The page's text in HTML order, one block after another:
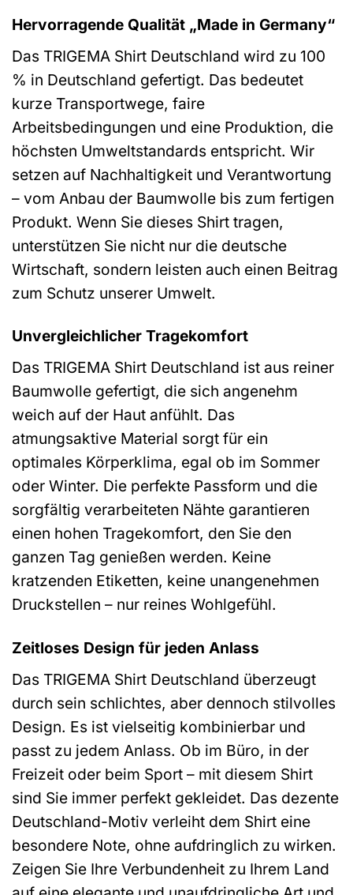
Hervorragende Qualität „Made in Germany“
Das TRIGEMA Shirt Deutschland wird zu 100
% in Deutschland gefertigt. Das bedeutet
kurze Transportwege, faire
Arbeitsbedingungen und eine Produktion, die
höchsten Umweltstandards entspricht. Wir
setzen auf Nachhaltigkeit und Verantwortung
– vom Anbau der Baumwolle bis zum fertigen
Produkt. Wenn Sie dieses Shirt tragen,
unterstützen Sie nicht nur die deutsche
Wirtschaft, sondern leisten auch einen Beitrag
zum Schutz unserer Umwelt.
Unvergleichlicher Tragekomfort
Das TRIGEMA Shirt Deutschland ist aus reiner
Baumwolle gefertigt, die sich angenehm
weich auf der Haut anfühlt. Das
atmungsaktive Material sorgt für ein
optimales Körperklima, egal ob im Sommer
oder Winter. Die perfekte Passform und die
sorgfältig verarbeiteten Nähte garantieren
einen hohen Tragekomfort, den Sie den
ganzen Tag genießen werden. Keine
kratzenden Etiketten, keine unangenehmen
Druckstellen – nur reines Wohlgefühl.
Zeitloses Design für jeden Anlass
Das TRIGEMA Shirt Deutschland überzeugt
durch sein schlichtes, aber dennoch stilvolles
Design. Es ist vielseitig kombinierbar und
passt zu jedem Anlass. Ob im Büro, in der
Freizeit oder beim Sport – mit diesem Shirt
sind Sie immer perfekt gekleidet. Das dezente
Deutschland-Motiv verleiht dem Shirt eine
besondere Note, ohne aufdringlich zu wirken.
Zeigen Sie Ihre Verbundenheit zu Ihrem Land